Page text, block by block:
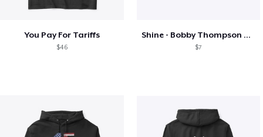
You Pay For Tariffs
$46
Shine - Bobby Thompson Band Merch
$7